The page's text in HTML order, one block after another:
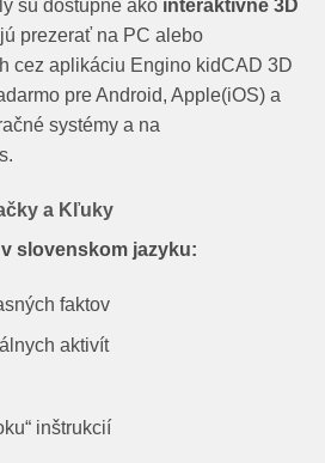
sú dostupné ako interaktívne 3D
prezerať na PC alebo
cez aplikáciu Engino kidCAD 3D
pre Android, Apple(iOS) a
systémy a na
a Kľuky
slovenskom jazyku:
faktov
aktivít
inštrukcií